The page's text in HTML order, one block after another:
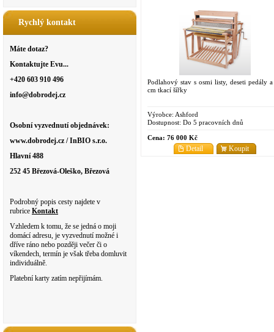
Rychlý kontakt
Máte dotaz?
Kontaktujte Evu...
+420 603 910 496
info@dobrodej.cz
Osobní vyzvednutí objednávek:
www.dobrodej.cz / InBIO s.r.o.
Hlavní 488
252 45 Březová-Oleško, Březová
Podrobný popis cesty najdete v
rubrice Kontakt
Vzhledem k tomu, že se jedná o moji
domácí adresu, je vyzvednutí možné i
dříve ráno nebo později večer či o
víkendech, termín je však třeba domluvit
individuálně.
Platební karty zatím nepřijímám.
Podlahový stav s osmi listy, deseti pedály
cm tkací šířky
Výrobce: Ashford
Dostupnost: Do 5 pracovních dnů
Cena: 76 000 Kč
Koupit
Detail